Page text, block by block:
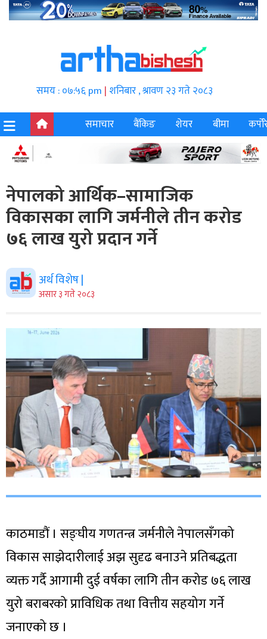
समय : ०७:५६ pm | शनिबार , श्रावण २३ गते २०८३
समाचार
बैंकिङ शेयर बीमा
नेपालको आर्थिक–सामाजिक
विकासका लागि जर्मनीले तीन करोड
७६ लाख युरो प्रदान गर्ने
अर्थ विशेष |
असार ३ गते २०८३
काठमाडौं । सङ्घीय गणतन्त्र जर्मनीले नेपालसँगको
विकास साझेदारीलाई अझ सुदृढ बनाउने प्रतिबद्धता
व्यक्त गर्दै आगामी दुई वर्षका लागि तीन करोड ७६ लाख
युरो बराबरको प्राविधिक तथा वित्तीय सहयोग गर्ने
जनाएको छ ।